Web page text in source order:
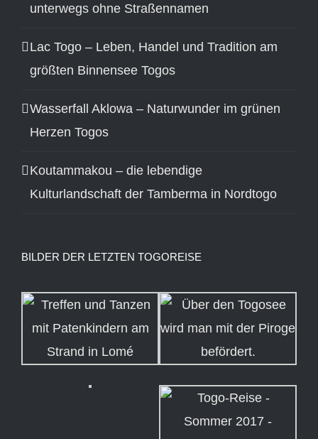
unterwegs ohne Straßennamen
Lac Togo – Leben, Handel und Tradition am
größten Binnensee Togos
Wasserfall Aklowa – Naturwunder im grünen
Herzen Togos
Koutammakou – die lebendige
Kulturlandschaft der Tamberma in Nordtogo
BILDER DER LETZTEN TOGOREISE